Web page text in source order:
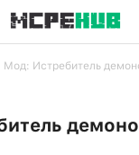
Мод: Истребитель